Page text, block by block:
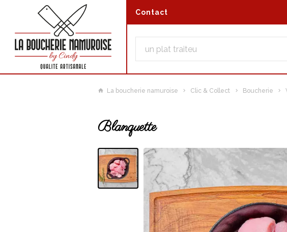
Contact
La boucherie namuroise Clic & Collect Boucherie
Blanquette